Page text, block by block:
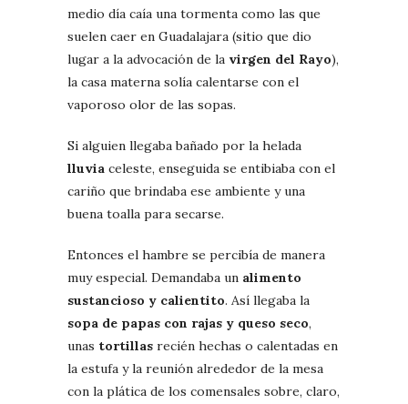
medio día caía una tormenta como las que
suelen caer en Guadalajara (sitio que dio
lugar a la advocación de la virgen del Rayo),
la casa materna solía calentarse con el
vaporoso olor de las sopas.
Si alguien llegaba bañado por la helada
lluvia celeste, enseguida se entibiaba con el
cariño que brindaba ese ambiente y una
buena toalla para secarse.
Entonces el hambre se percibía de manera
muy especial. Demandaba un alimento
sustancioso y calientito. Así llegaba la
sopa de papas con rajas y queso seco,
unas tortillas recién hechas o calentadas en
la estufa y la reunión alrededor de la mesa
con la plática de los comensales sobre, claro,